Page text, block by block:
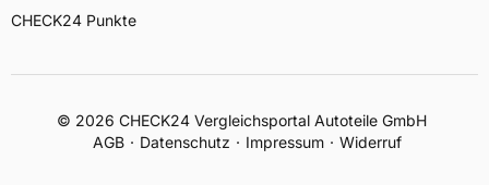
CHECK24 Punkte
© 2026 CHECK24 Vergleichsportal Autoteile GmbH
AGB
Datenschutz Impressum Widerruf